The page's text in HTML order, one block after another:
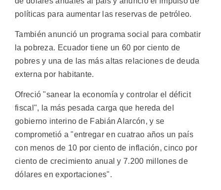
políticas para aumentar las reservas de petróleo.
También anunció un programa social para combatir
la pobreza. Ecuador tiene un 60 por ciento de
pobres y una de las más altas relaciones de deuda
externa por habitante.
Ofreció "sanear la economía y controlar el déficit
fiscal", la más pesada carga que hereda del
gobierno interino de Fabián Alarcón, y se
comprometió a "entregar en cuatrao años un país
con menos de 10 por ciento de inflación, cinco por
ciento de crecimiento anual y 7.200 millones de
dólares en exportaciones".